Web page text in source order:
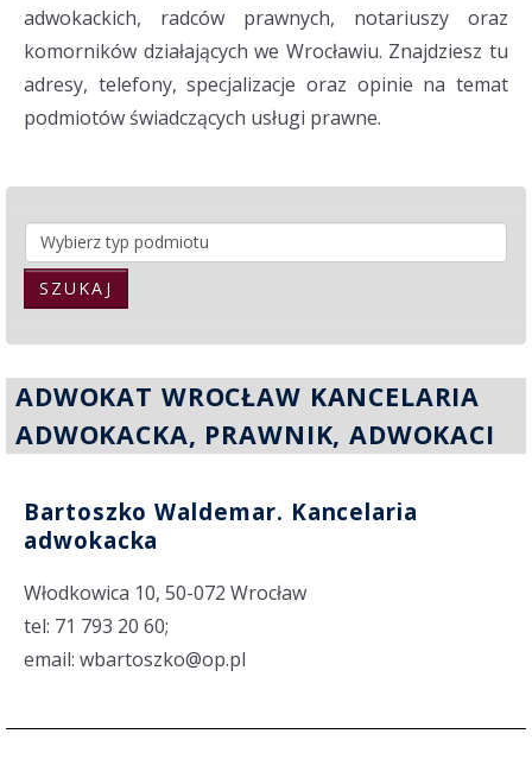
adwokackich, radców prawnych, notariuszy oraz
komorników działających we Wrocławiu. Znajdziesz tu
adresy, telefony, specjalizacje oraz opinie na temat
podmiotów świadczących usługi prawne.
SZUKAJ
ADWOKAT WROCŁAW KANCELARIA
ADWOKACKA, PRAWNIK, ADWOKACI
Bartoszko Waldemar. Kancelaria
adwokacka
Włodkowica 10, 50-072 Wrocław
tel: 71 793 20 60;
email: wbartoszko@op.pl